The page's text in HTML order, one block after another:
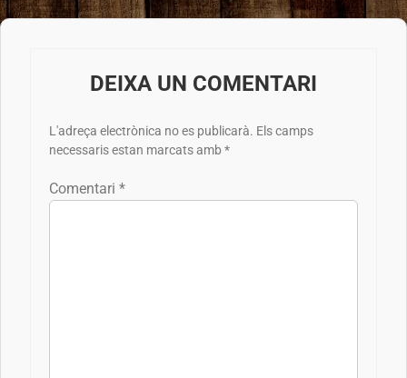
DEIXA UN COMENTARI
L'adreça electrònica no es publicarà. Els camps
necessaris estan marcats amb *
Comentari *